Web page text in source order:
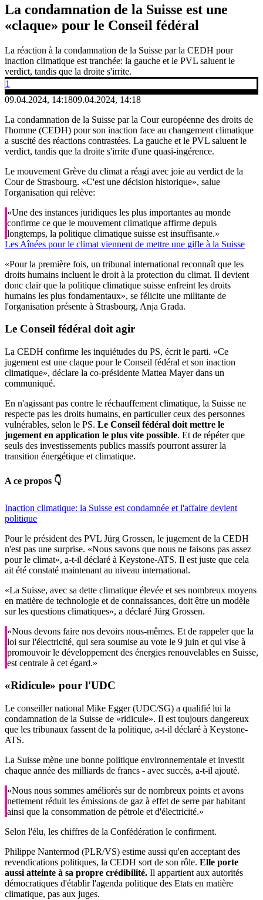
La condamnation de la Suisse est une
«claque» pour le Conseil fédéral
La réaction à la condamnation de la Suisse par la CEDH pour
inaction climatique est tranchée: la gauche et le PVL saluent le
verdict, tandis que la droite s'irrite.
1
09.04.2024, 14:1809.04.2024, 14:18
La condamnation de la Suisse par la Cour européenne des droits de
l'homme (CEDH) pour son inaction face au changement climatique
a suscité des réactions contrastées. La gauche et le PVL saluent le
verdict, tandis que la droite s'irrite d'une quasi-ingérence.
Le mouvement Grève du climat a réagi avec joie au verdict de la
Cour de Strasbourg. «C'est une décision historique», salue
l'organisation qui relève:
«Une des instances juridiques les plus importantes au monde
confirme ce que le mouvement climatique affirme depuis
longtemps, la politique climatique suisse est insuffisante.»
Les Aînées pour le climat viennent de mettre une gifle à la Suisse
«Pour la première fois, un tribunal international reconnaît que les
droits humains incluent le droit à la protection du climat. Il devient
donc clair que la politique climatique suisse enfreint les droits
humains les plus fondamentaux», se félicite une militante de
l'organisation présente à Strasbourg, Anja Grada.
Le Conseil fédéral doit agir
La CEDH confirme les inquiétudes du PS, écrit le parti. «Ce
jugement est une claque pour le Conseil fédéral et son inaction
climatique», déclare la co-présidente Mattea Mayer dans un
communiqué.
En n'agissant pas contre le réchauffement climatique, la Suisse ne
respecte pas les droits humains, en particulier ceux des personnes
vulnérables, selon le PS. Le Conseil fédéral doit mettre le
jugement en application le plus vite possible. Et de répéter que
seuls des investissements publics massifs pourront assurer la
transition énergétique et climatique.
A ce propos 👇
Inaction climatique: la Suisse est condamnée et l'affaire devient
politique
Pour le président des PVL Jürg Grossen, le jugement de la CEDH
n'est pas une surprise. «Nous savons que nous ne faisons pas assez
pour le climat», a-t-il déclaré à Keystone-ATS. Il est juste que cela
ait été constaté maintenant au niveau international.
«La Suisse, avec sa dette climatique élevée et ses nombreux moyens
en matière de technologie et de connaissances, doit être un modèle
sur les questions climatiques», a déclaré Jürg Grossen.
«Nous devons faire nos devoirs nous-mêmes. Et de rappeler que la
loi sur l'électricité, qui sera soumise au vote le 9 juin et qui vise à
promouvoir le développement des énergies renouvelables en Suisse,
est centrale à cet égard.»
«Ridicule» pour l'UDC
Le conseiller national Mike Egger (UDC/SG) a qualifié lui la
condamnation de la Suisse de «ridicule». Il est toujours dangereux
que les tribunaux fassent de la politique, a-t-il déclaré à Keystone-
ATS.
La Suisse mène une bonne politique environnementale et investit
chaque année des milliards de francs - avec succès, a-t-il ajouté.
«Nous nous sommes améliorés sur de nombreux points et avons
nettement réduit les émissions de gaz à effet de serre par habitant
ainsi que la consommation de pétrole et d'électricité.»
Selon l'élu, les chiffres de la Confédération le confirment.
Philippe Nantermod (PLR/VS) estime aussi qu'en acceptant des
revendications politiques, la CEDH sort de son rôle. Elle porte
aussi atteinte à sa propre crédibilité. Il appartient aux autorités
démocratiques d'établir l'agenda politique des Etats en matière
climatique, pas aux juges.